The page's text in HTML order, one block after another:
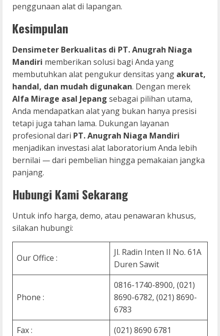
penggunaan alat di lapangan.
Kesimpulan
Densimeter Berkualitas di PT. Anugrah Niaga
Mandiri memberikan solusi bagi Anda yang
membutuhkan alat pengukur densitas yang akurat,
handal, dan mudah digunakan. Dengan merek
Alfa Mirage asal Jepang sebagai pilihan utama,
Anda mendapatkan alat yang bukan hanya presisi
tetapi juga tahan lama. Dukungan layanan
profesional dari PT. Anugrah Niaga Mandiri
menjadikan investasi alat laboratorium Anda lebih
bernilai — dari pembelian hingga pemakaian jangka
panjang.
Hubungi Kami Sekarang
Untuk info harga, demo, atau penawaran khusus,
silakan hubungi:
Our Office :
Jl. Radin Inten II No. 61A
Duren Sawit
Phone :
0816-1740-8900, (021)
8690-6782, (021) 8690-
6783
Fax :
(021) 8690 6781